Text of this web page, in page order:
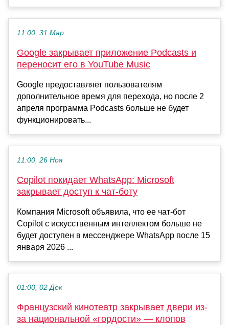
11:00, 31 Мар
Google закрывает приложение Podcasts и
переносит его в YouTube Music
Google предоставляет пользователям
дополнительное время для перехода, но после 2
апреля программа Podcasts больше не будет
функционировать...
11:00, 26 Ноя
Copilot покидает WhatsApp: Microsoft
закрывает доступ к чат-боту
Компания Microsoft объявила, что ее чат-бот
Copilot с искусственным интеллектом больше не
будет доступен в мессенджере WhatsApp после 15
января 2026 ...
01:00, 02 Дек
Французский кинотеатр закрывает двери из-
за национальной «гордости» — клопов